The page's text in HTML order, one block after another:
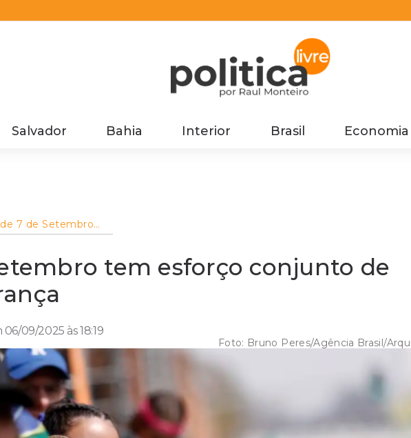
Salvador Bahia Interior Brasil Economia
7 de Setembro
conjunto de
tem esforço conjunto de
06/09/2025 às 18:19
Foto: Bruno Peres/Agência Brasil/